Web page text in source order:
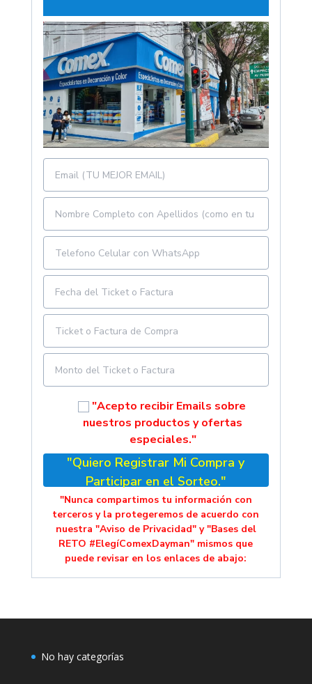
"Acepto recibir Emails sobre
nuestros productos y ofertas
especiales."
"Quiero Registrar Mi Compra y
Participar en el Sorteo."
"Nunca compartimos tu información con
terceros y la protegeremos de acuerdo con
nuestra "Aviso de Privacidad" y "Bases del
RETO #ElegíComexDayman" mismos que
puede revisar en los enlaces de abajo:
No hay categorías